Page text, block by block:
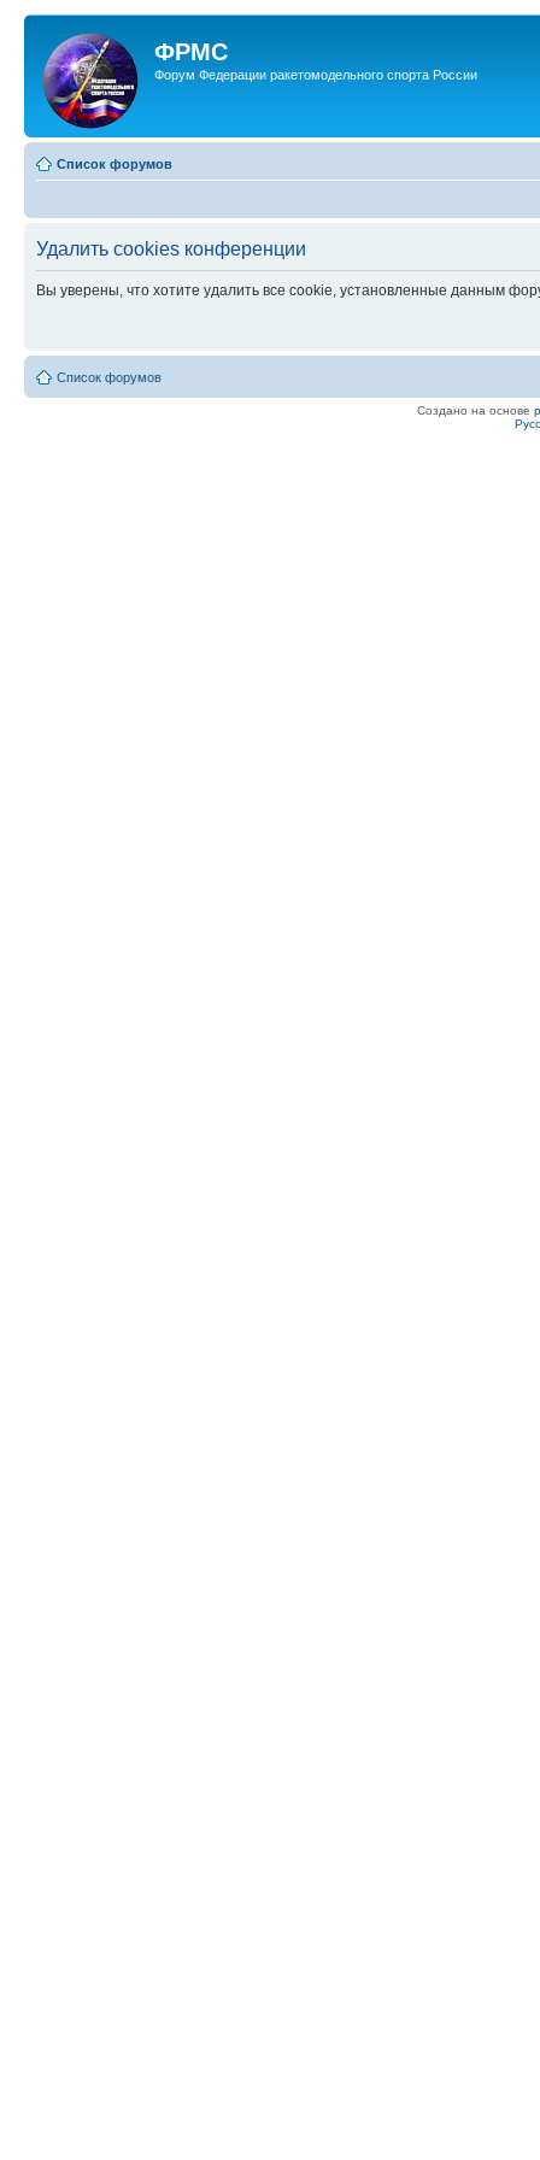
ФРМС
Форум Федерации ракетомодельного спорта России
Список форумов
Удалить cookies конференции
Вы уверены, что хотите удалить все cookie, установленные данным
Список форумов
Создано на основе